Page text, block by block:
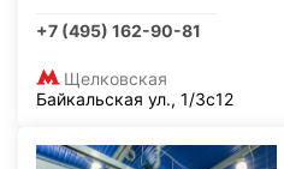
+7 (495) 162-90-81
Щелковская
Байкальская ул., 1/3с12